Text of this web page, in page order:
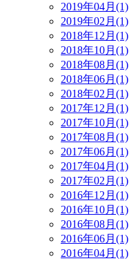
2019年04月(1)
2019年02月(1)
2018年12月(1)
2018年10月(1)
2018年08月(1)
2018年06月(1)
2018年02月(1)
2017年12月(1)
2017年10月(1)
2017年08月(1)
2017年06月(1)
2017年04月(1)
2017年02月(1)
2016年12月(1)
2016年10月(1)
2016年08月(1)
2016年06月(1)
2016年04月(1)